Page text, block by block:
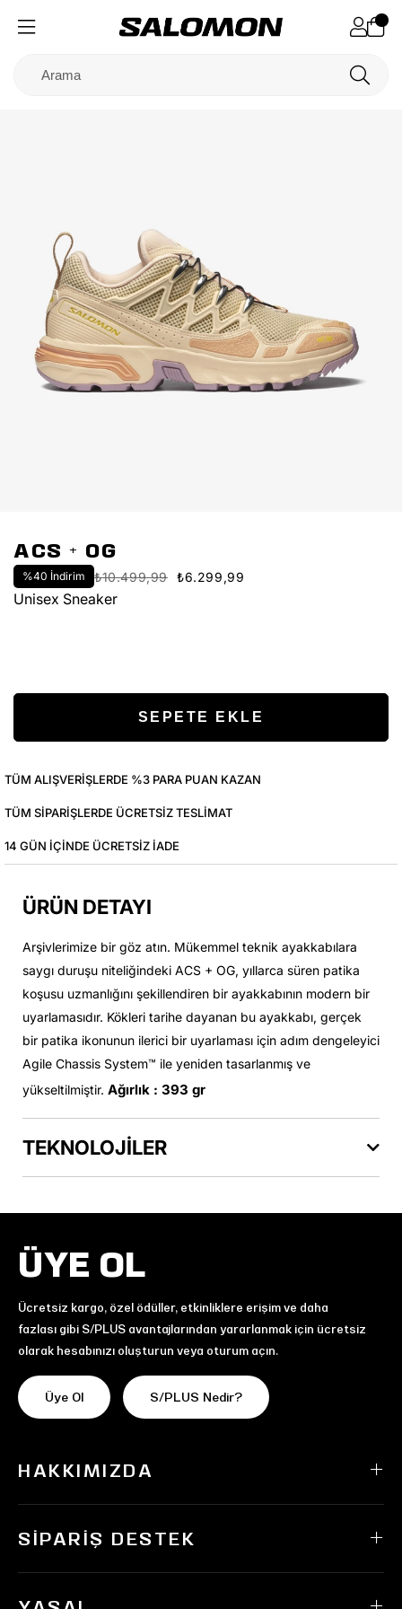
ACS + OG
%40 İndirim ₺10.499,99 ₺6.299,99
Unisex Sneaker
TÜM ALIŞVERIŞLERDE %3 PARA PUAN KAZAN
TÜM SIPARIŞLERDE ÜCRETSIZ TESLIMAT
14 GÜN IÇINDE ÜCRETSIZ IADE
ÜRÜN DETAYI
Arşivlerimize bir göz atın. Mükemmel teknik ayakkabılara
saygı duruşu niteliğindeki ACS + OG, yıllarca süren patika
koşusu uzmanlığını şekillendiren bir ayakkabının modern bir
uyarlamasıdır. Kökleri tarihe dayanan bu ayakkabı, gerçek
bir patika ikonunun ilerici bir uyarlaması için adım dengeleyici
Agile Chassis System™ ile yeniden tasarlanmış ve
yükseltilmiştir. Ağırlık : 393 gr
TEKNOLOJİLER
ÜYE OL
Ücretsiz kargo, özel ödüller, etkinliklere erişim ve daha
fazlası gibi S/PLUS avantajlarından yararlanmak için ücretsiz
olarak hesabınızı oluşturun veya oturum açın.
Üye Ol S/PLUS Nedir?
HAKKIMIZDA
SIPARIŞ DESTEK